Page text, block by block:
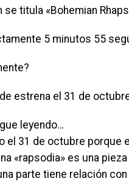
titula «Bohemian
5 minutos 55
estrena el 31 de
leyendo…
el 31 de octubre
«rapsodia» es una
parte tiene relación con